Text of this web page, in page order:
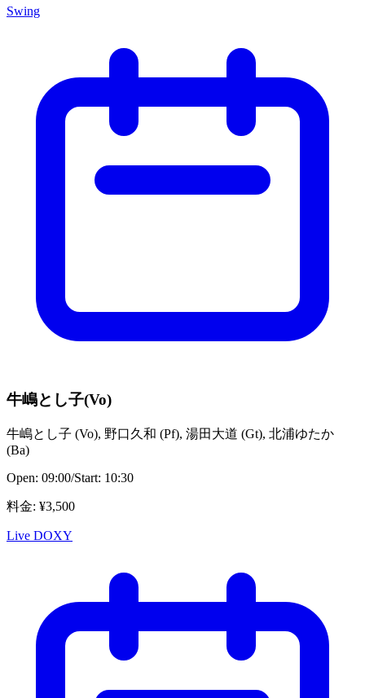
Swing
牛嶋とし子(Vo)
牛嶋とし子 (Vo), 野口久和 (Pf), 湯田大道 (Gt), 北浦ゆたか
(Ba)
Open: 09:00/Start: 10:30
料金: ¥3,500
Live DOXY